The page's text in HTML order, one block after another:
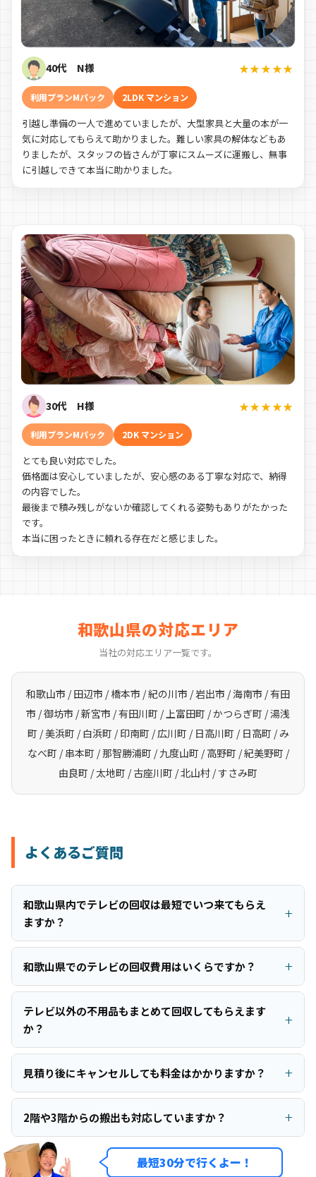
40代 N様 ★★★★★
利用プランMパック 2LDK マンション
引越し準備の一人で進めていましたが、大型家具と大量の本が一
気に対応してもらえて助かりました。難しい家具の解体などもあ
りましたが、スタッフの皆さんが丁寧にスムーズに運搬し、無事
に引越しできて本当に助かりました。
30代 H様 ★★★★★
利用プランMパック 2DK マンション
とても良い対応でした。
価格面は安心していましたが、安心感のある丁寧な対応で、納得
の内容でした。
最後まで積み残しがないか確認してくれる姿勢もありがたかった
です。
本当に困ったときに頼れる存在だと感じました。
和歌山県の対応エリア
当社の対応エリア一覧です。
和歌山市 / 田辺市 / 橋本市 / 紀の川市 / 岩出市 / 海南市 / 有田
市 / 御坊市 / 新宮市 / 有田川町 / 上富田町 / かつらぎ町 / 湯浅
町 / 美浜町 / 白浜町 / 印南町 / 広川町 / 日高川町 / 日高町 / み
なべ町 / 串本町 / 那智勝浦町 / 九度山町 / 高野町 / 紀美野町 /
由良町 / 太地町 / 古座川町 / 北山村 / すさみ町
よくあるご質問
和歌山県内でテレビの回収は最短でいつ来てもらえ
ますか？
和歌山県でのテレビの回収費用はいくらですか？
テレビ以外の不用品もまとめて回収してもらえます
か？
見積り後にキャンセルしても料金はかかりますか？
2階や3階からの搬出も対応していますか？
最短30分で行くよー！